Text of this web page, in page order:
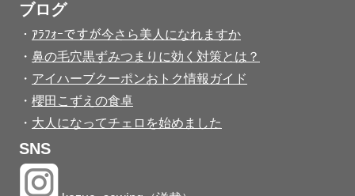
ブログ
・ ｱﾗﾌｫｰですが今さら美人になれますか
・ 鼻の毛穴黒ずみつまりに効く対策とは？
・ アイハーブクーポンおトク情報ガイド
・ 櫻田こずえの食卓
・ 大人になってチェロを始めました
SNS